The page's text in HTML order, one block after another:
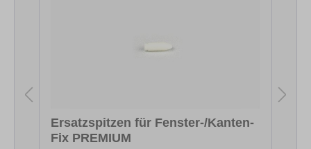
Ersatzspitzen für Fenster-/Kanten-
Fix PREMIUM